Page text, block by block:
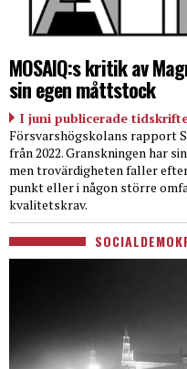
MOSAIQ:s kritik av
sin egen måttstock
I juni publicerade
Försvarshögskolans rapport
från 2022. Granskningen har
men trovärdigheten faller
punkt eller i någon större
kvalitetskrav.